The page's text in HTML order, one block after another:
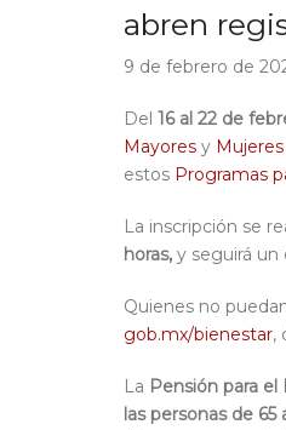
abren
9 de febrero de
Del 16 al 22 de
Mayores y
estos Programas
La inscripción se
horas, y seguirá un
Quienes no
gob.mx/bienestar,
La Pensión para
las personas de